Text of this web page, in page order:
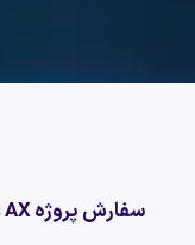
سفارش پروژه Dynamics AX از طریق پارس‌کدرز